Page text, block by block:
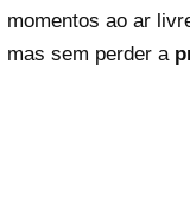
momentos ao ar
mas sem perder a